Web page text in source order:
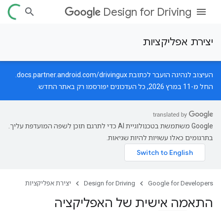
Design for Driving
יצירת אפליקציות
העיצוב לנהיגה הועבר לכתובתdocs.partner.android.com/drivingux
החל מ-11 במרץ 2026, כל העדכונים יפורסמו רק באתר החדש.
‫Google משתמשת בטכנולוגיית AI כדי לתרגם תוכן לשפה המועדפת עליך.
בתרגומים כאלו עשויות להיות שגיאות.
Google for Developers
Design for Driving יצירת אפליקציות
התאמה אישית של האפליקציה